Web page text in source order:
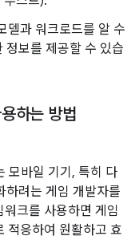
델과 워크로드를 알 수
정보를 제공할 수 있습
하는 방법
모바일 기기, 특히 다
려는 게임 개발자를
크를 사용하면 게임
적응하여 원활하고 효